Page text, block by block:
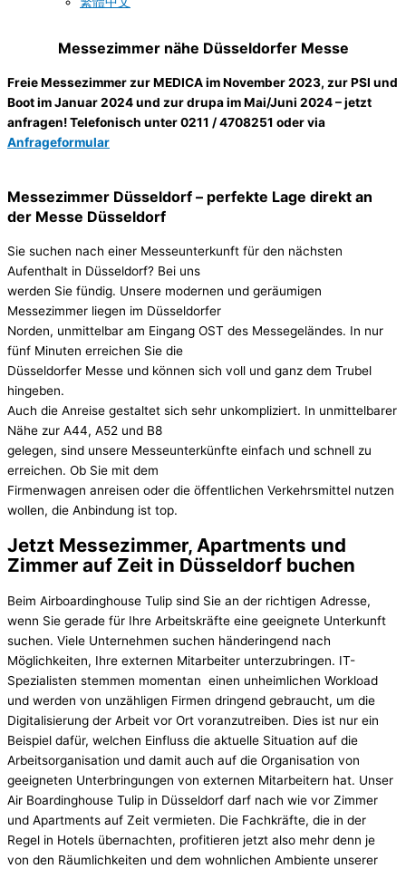
Messezimmer nähe Düsseldorfer Messe
Freie Messezimmer zur MEDICA im November 2023, zur PSI und
Boot im Januar 2024 und zur drupa im Mai/Juni 2024– jetzt
anfragen! Telefonisch unter 0211 / 4708251 oder via
Anfrageformular
Messezimmer Düsseldorf – perfekte Lage direkt an
der Messe Düsseldorf
Sie suchen nach einer Messeunterkunft für den nächsten
Aufenthalt in Düsseldorf? Bei uns
werden Sie fündig. Unsere modernen und geräumigen
Messezimmer liegen im Düsseldorfer
Norden, unmittelbar am Eingang OST des Messegeländes. In nur
fünf Minuten erreichen Sie die
Düsseldorfer Messe und können sich voll und ganz dem Trubel
hingeben.
Auch die Anreise gestaltet sich sehr unkompliziert. In unmittelbarer
Nähe zur A44, A52 und B8
gelegen, sind unsere Messeunterkünfte einfach und schnell zu
erreichen. Ob Sie mit dem
Firmenwagen anreisen oder die öffentlichen Verkehrsmittel nutzen
wollen, die Anbindung ist top.
Jetzt Messezimmer, Apartments und
Zimmer auf Zeit in Düsseldorf buchen
Beim Airboardinghouse Tulip sind Sie an der richtigen Adresse,
wenn Sie gerade für Ihre Arbeitskräfte eine geeignete Unterkunft
suchen. Viele Unternehmen suchen händeringend nach
Möglichkeiten, Ihre externen Mitarbeiter unterzubringen. IT-
Spezialisten stemmen momentan einen unheimlichen Workload
und werden von unzähligen Firmen dringend gebraucht, um die
Digitalisierung der Arbeit vor Ort voranzutreiben. Dies ist nur ein
Beispiel dafür, welchen Einfluss die aktuelle Situation auf die
Arbeitsorganisation und damit auch auf die Organisation von
geeigneten Unterbringungen von externen Mitarbeitern hat. Unser
Air Boardinghouse Tulip in Düsseldorf darf nach wie vor Zimmer
und Apartments auf Zeit vermieten. Die Fachkräfte, die in der
Regel in Hotels übernachten, profitieren jetzt also mehr denn je
von den Räumlichkeiten und dem wohnlichen Ambiente unserer